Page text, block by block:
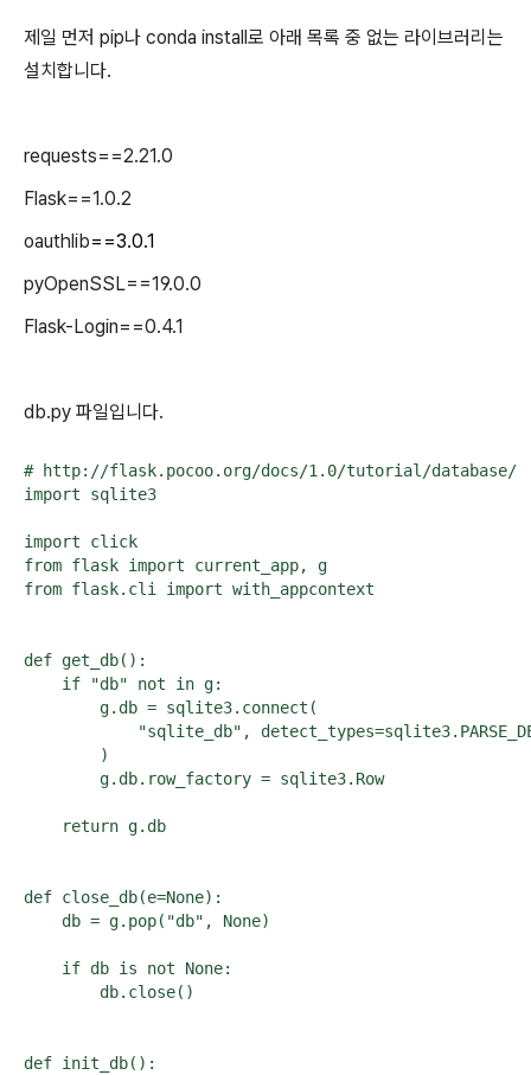
제일 먼저 pip나 conda install로 아래 목록 중 없는 라이브러리는
설치합니다.
requests==2.21.0
Flask==1.0.2
oauthlib==3.0.1
pyOpenSSL==19.0.0
Flask-Login==0.4.1
db.py 파일입니다.
# http://flask.pocoo.org/docs/1.0/tutorial/database/
import sqlite3
import click
from flask import current_app, g
from flask.cli import with_appcontext
def get_db():
    if "db" not in g:
        g.db = sqlite3.connect(
"sqlite_db",
        )
        g.db.row_factory = sqlite3.Row
    return g.db
def close_db(e=None):
    db = g.pop("db", None)
    if db is not None:
        db.close()
def init_db():